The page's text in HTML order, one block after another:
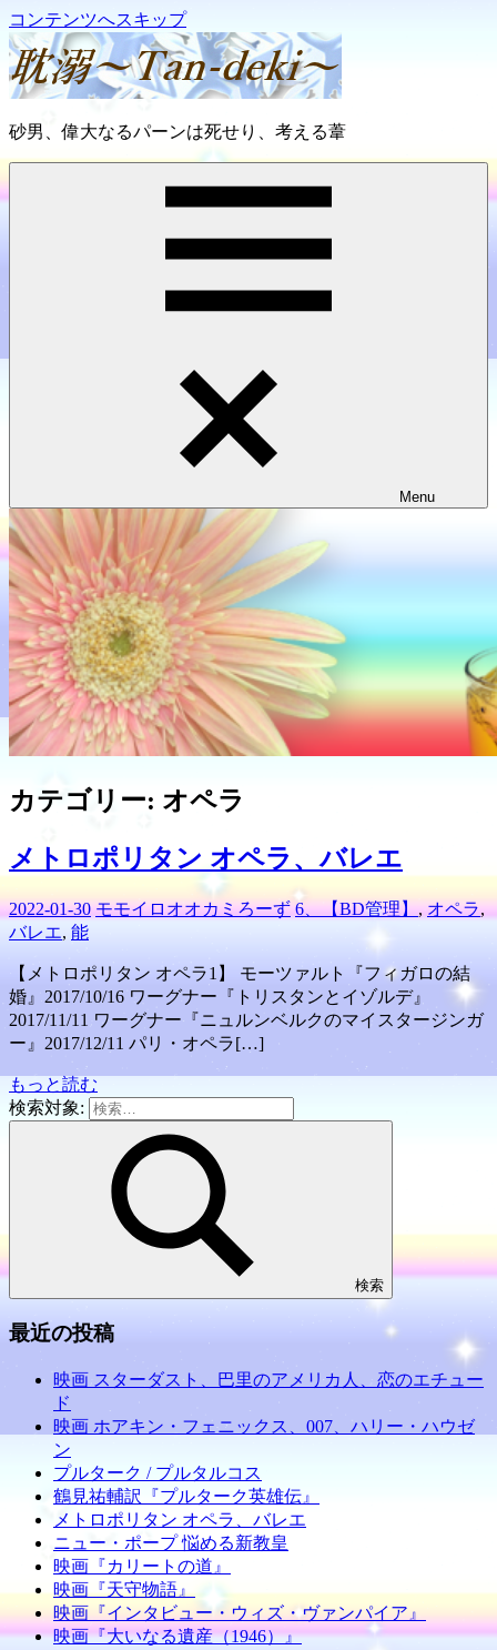
コンテンツへスキップ
耽
砂男、偉大なるパーンは死せり、考える葦
Menu
カテゴリー: オペラ
メトロポリタン オペラ、バレエ
2022-01-30 モモイロオオカミろーず 6、【BD管理】,オペラ,
バレエ, 能
【メトロポリタン オペラ1】 モーツァルト『フィガロの結
婚』2017/10/16 ワーグナー『トリスタンとイゾルデ』
2017/11/11 ワーグナー『ニュルンベルクのマイスタージンガ
ー』2017/12/11 パリ・オペラ[…]
もっと読む
検索対象:
検索
最近の投稿
映画 スターダスト、巴里のアメリカ人、恋のエチュー
ド
映画 ホアキン・フェニックス、007、ハリー・ハウゼ
ン
プルターク / プルタルコス
鶴見祐輔訳『プルターク英雄伝』
メトロポリタン オペラ、バレエ
ニュー・ポープ 悩める新教皇
映画『カリートの道』
映画『天守物語』
映画『インタビュー・ウィズ・ヴァンパイア』
映画『大いなる遺産（1946）』